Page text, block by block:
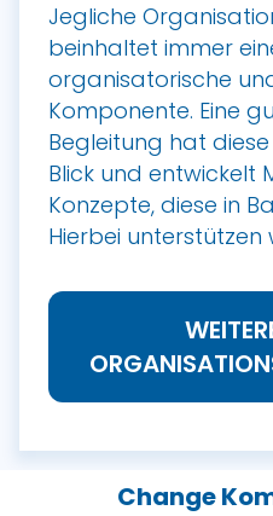
Jegliche
beinhaltet immer
organisatorische
Komponente. Eine
Begleitung hat
Blick und entwickelt
Konzepte, diese in
Hierbei unterstützen
Change